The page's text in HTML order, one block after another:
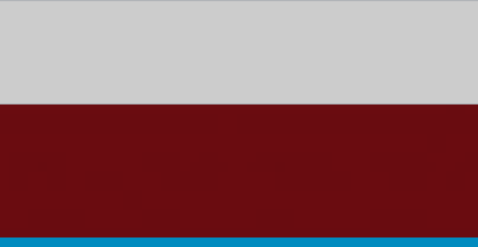
dedicado às notícias, aos media e à comunicação.